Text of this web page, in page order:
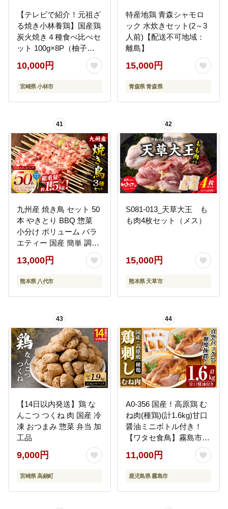
【テレビで紹介！元祖ざ
る焼き小林養鶏】国産鶏
炭火焼き４種食べ比べセ
ット 100g×8P（柚子胡
椒付き 国産 鶏 鶏肉 小分
け 人気 炭火焼 焼き鳥 惣
菜 調理済 冷凍 宮崎 小林
10,000円
宮崎県 小林市
特産地鶏 青森シャモロ
ック 水炊きセット(2～3
人前)【配送不可地域：
離島】
15,000円
青森県 青森県
41
九州産 焼き鳥 セット 50
本 やきとり BBQ 惣菜
小分け ボリューム バラ
エティー 国産 簡単 調理
おつまみ 詰め合わせ 冷
凍
13,000円
熊本県 八代市
42
S081-013_天草大王 も
も肉4枚セット（メス）
15,000円
熊本県 天草市
43
【14日以内発送】鶏 な
んこつ つくね 肉 国産 冷
凍 おつまみ 惣菜 弁当 加
工品
9,000円
宮崎県 高鍋町
44
A0-356 国産！高原鶏 む
ね肉(種鶏)(計1.6kg)甘口
醤油ミニボトル付き！
【ワタセ食鳥】霧島市
肉 鶏肉 鳥肉 ムネ肉 鶏む
ね 胸肉 鶏刺し 鳥刺し タ
タキ 刺身 真空パック 急
ット 九州産 たんぱく質
11,000円
鹿児島県 霧島市